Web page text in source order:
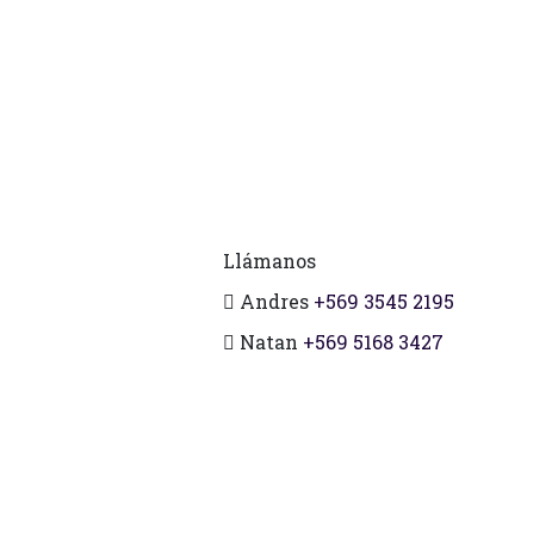
Llámanos
Andres +569 3545 2195
Natan +569 5168 3427